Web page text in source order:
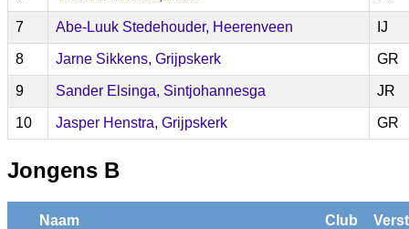
7 Abe-Luuk Stedehouder, Heerenveen IJ
8 Jarne Sikkens, Grijpskerk GR
9 Sander Elsinga, Sintjohannesga JR
10 Jasper Henstra, Grijpskerk GR
Jongens B
Naam Club